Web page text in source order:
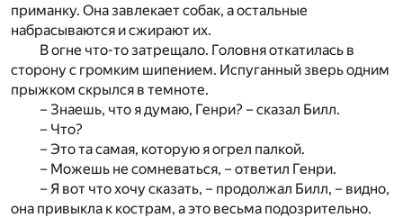
приманку. Она завлекает собак, а остальные
набрасываются и сжирают их.
В огне что-то затрещало. Головня откатилась в
сторону с громким шипением. Испуганный зверь одним
прыжком скрылся в темноте.
– Знаешь, что я думаю, Генри? – сказал Билл.
– Что?
– Это та самая, которую я огрел палкой.
– Можешь не сомневаться, – ответил Генри.
– Я вот что хочу сказать, – продолжал Билл, – видно,
она привыкла к кострам, а это весьма подозрительно.